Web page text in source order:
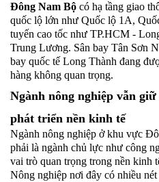
Đông Nam Bộ có hạ tầng giao
quốc lộ lớn như Quốc lộ 1A,
tuyến cao tốc như TP.HCM -
Trung Lương. Sân bay Tân Sơn
bay quốc tế Long Thành đang
hàng không quan trọng.
Ngành nông nghiệp vẫn
phát triển nền kinh tế
Ngành nông nghiệp ở khu vực
phải là ngành chủ lực như công
vai trò quan trọng trong nền kinh
Nông nghiệp nơi đây có nhiều